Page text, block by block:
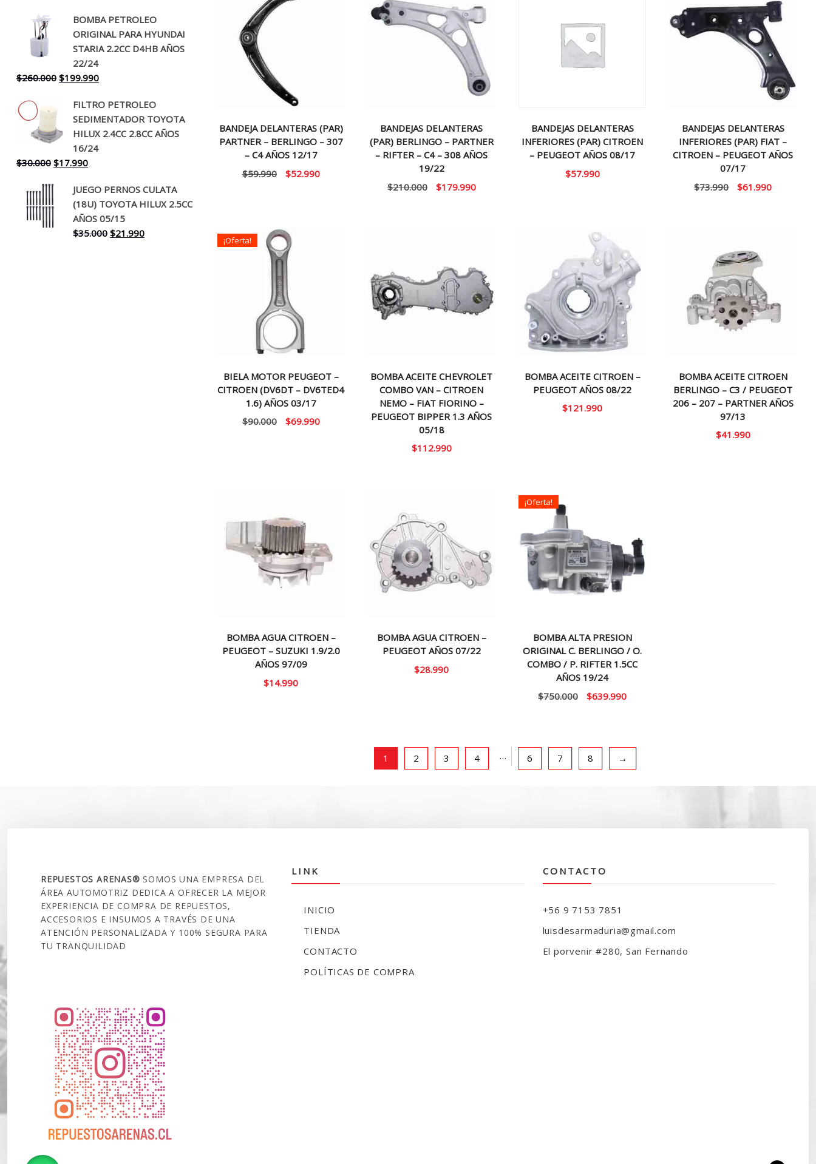
original
era:
$650.000.
actual
es:
$519.990.
BOMBA PETROLEO
ORIGINAL PARA HYUNDAI
STARIA 2.2CC D4HB AÑOS
22/24
$260.000 El
original
era:
$260.000.
$199.990El
actual
es:
$199.990.
FILTRO PETROLEO
SEDIMENTADOR TOYOTA
HILUX 2.4CC 2.8CC AÑOS
16/24
$30.000 El
original
era:
$30.000.
$17.990El
actual
es:
$17.990.
JUEGO PERNOS CULATA
(18U) TOYOTA HILUX 2.5CC
AÑOS 05/15
$35.000 El
$21.990El
BANDEJA DELANTERAS (PAR)
PARTNER – BERLINGO – 307
– C4 AÑOS 12/17
$59.990
El
$59.990.
$52.990El
BANDEJAS DELANTERAS
(PAR) BERLINGO – PARTNER
– RIFTER – C4 – 308 AÑOS
19/22
$210.000
El
$179.990El
BANDEJAS DELANTERAS
INFERIORES (PAR) CITROEN
– PEUGEOT AÑOS 08/17
$57.990
BANDEJAS DELANTERAS
INFERIORES (PAR) FIAT –
CITROEN – PEUGEOT AÑOS
07/17
$73.990
El
$61.990El
¡Oferta!
BIELA MOTOR PEUGEOT –
CITROEN (DV6DT – DV6TED4
1.6) AÑOS 03/17
$90.000
El
$69.990El
BOMBA ACEITE CHEVROLET
COMBO VAN – CITROEN
NEMO – FIAT FIORINO –
PEUGEOT BIPPER 1.3 AÑOS
05/18
$112.990
BOMBA ACEITE CITROEN –
PEUGEOT AÑOS 08/22
$121.990
BOMBA ACEITE CITROEN
BERLINGO – C3 / PEUGEOT
206 – 207 – PARTNER AÑOS
97/13
$41.990
BOMBA AGUA CITROEN –
PEUGEOT – SUZUKI 1.9/2.0
AÑOS 97/09
$14.990
BOMBA AGUA CITROEN –
PEUGEOT AÑOS 07/22
$28.990
¡Oferta!
BOMBA ALTA PRESION
ORIGINAL C. BERLINGO / O.
COMBO / P. RIFTER 1.5CC
AÑOS 19/24
$750.000
El
$750.000.
$639.990El
1 2 3 4 … 6 7 8 →
REPUESTOS ARENAS®SOMOS UNA EMPRESA DEL
ÁREA AUTOMOTRIZ DEDICA A OFRECER LA MEJOR
EXPERIENCIA DE COMPRA DE REPUESTOS,
ACCESORIOS E INSUMOS A TRAVÉS DE UNA
ATENCIÓN PERSONALIZADA Y 100% SEGURA PARA
TU TRANQUILIDAD
LINK
INICIO
TIENDA
CONTACTO
POLÍTICAS DE COMPRA
CONTACTO
+56 9 7153 7851
luisdesarmaduria@gmail.com
El porvenir #280, San Fernando